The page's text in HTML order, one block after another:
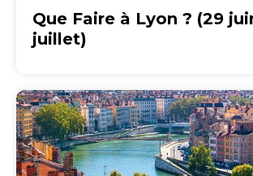
Que Faire à Lyon ? (29
juillet)